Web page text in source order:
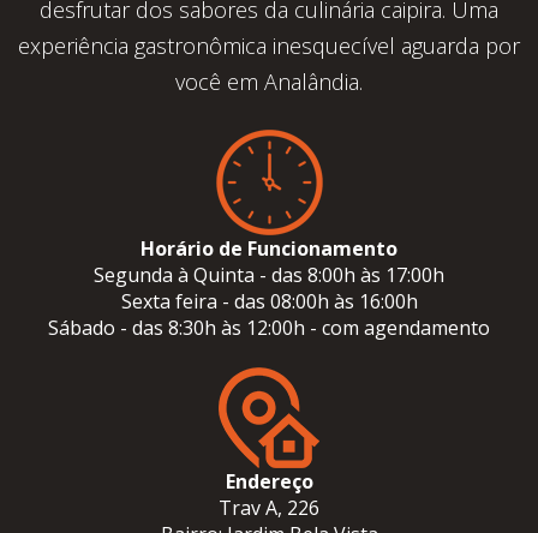
desfrutar dos sabores da culinária caipira. Uma
experiência gastronômica inesquecível aguarda por
você em Analândia.
Horário de Funcionamento
Segunda à Quinta - das 8:00h às 17:00h
Sexta feira - das 08:00h às 16:00h
Sábado - das 8:30h às 12:00h - com agendamento
Endereço
Trav A, 226